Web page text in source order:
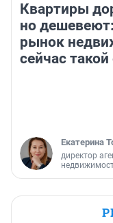
Квартиры
но
рынок
сейчас
Екатерина
директор